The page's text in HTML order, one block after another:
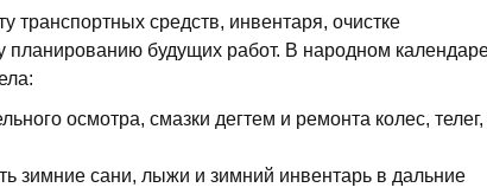
транспортных средств, инвентаря, очистке
планированию будущих работ. В народном
осмотра, смазки дегтем и ремонта колес, телег,
зимние сани, лыжи и зимний инвентарь в дальние